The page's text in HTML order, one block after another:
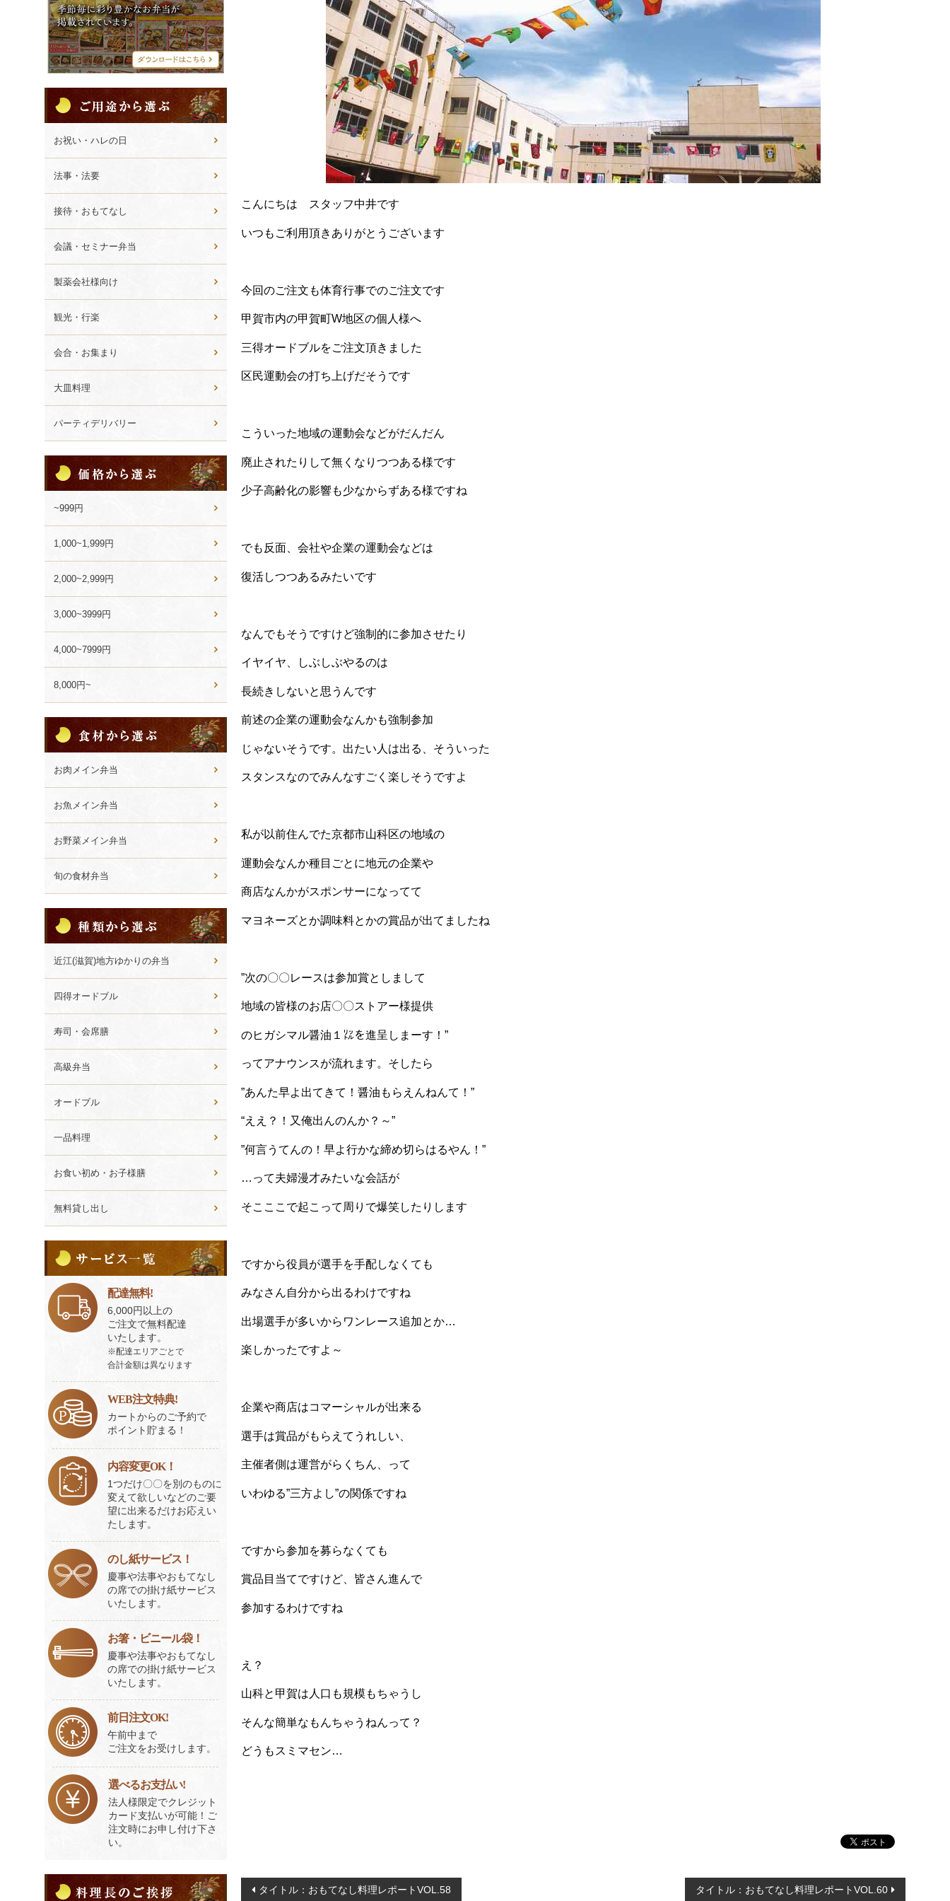
こんにちは スタッフ中井です
いつもご利用頂きありがとうございます
今回のご注文も体育行事でのご注文です
甲賀市内の甲賀町W地区の個人様へ
三得オードブルをご注文頂きました
区民運動会の打ち上げだそうです
こういった地域の運動会などがだんだん
廃止されたりして無くなりつつある様です
少子高齢化の影響も少なからずある様ですね
でも反面、会社や企業の運動会などは
復活しつつあるみたいです
なんでもそうですけど強制的に参加させたり
イヤイヤ、しぶしぶやるのは
長続きしないと思うんです
前述の企業の運動会なんかも強制参加
じゃないそうです。出たい人は出る、そういった
スタンスなのでみんなすごく楽しそうですよ
私が以前住んでた京都市山科区の地域の
運動会なんか種目ごとに地元の企業や
商店なんかがスポンサーになってて
マヨネーズとか調味料とかの賞品が出てましたね
”次の〇〇レースは参加賞としまして
地域の皆様のお店〇〇ストアー様提供
のヒガシマル醤油１㍑を進呈しまーす！”
ってアナウンスが流れます。そしたら
”あんた早よ出てきて！醤油もらえんねんて！”
“ええ？！又俺出んのんか？～”
”何言うてんの！早よ行かな締め切らはるやん！”
…って夫婦漫才みたいな会話が
そこここで起こって周りで爆笑したりします
ですから役員が選手を手配しなくても
みなさん自分から出るわけですね
出場選手が多いからワンレース追加とか…
楽しかったですよ～
企業や商店はコマーシャルが出来る
選手は賞品がもらえてうれしい、
主催者側は運営がらくちん、って
いわゆる”三方よし”の関係ですね
ですから参加を募らなくても
賞品目当てですけど、皆さん進んで
参加するわけですね
え？
山科と甲賀は人口も規模もちゃうし
そんな簡単なもんちゃうねんって？
どうもスミマセン…
投 タイトル：おもてなし料理レポートVOL.58 タイトル：おもてなし料理レポートVOL.60
メ
ニ
ュ
ー
用
途
か
ら
選
ぶ
お祝い・ハレの日
法事・法要
接待・おもてなし
会議・セミナー弁当
製薬会社様向け
観光・行楽
会合・お集まり
大皿料理
パーティデリバリー
格
か
ら
選
ぶ
~999円
1,000~1,999円
2,000~2,999円
3,000~3999円
4,000~7999円
8,000円~
材
か
ら
選
ぶ
お肉メイン弁当
お魚メイン弁当
お野菜メイン弁当
旬の食材弁当
類
か
ら
選
ぶ
近江(滋賀)地方ゆかりの弁当
四得オードブル
寿司・会席膳
高級弁当
オードブル
一品料理
お食い初め・お子様膳
無料貸し出し
ー
ビ
ス
一
覧
配達無料!
6,000円以上の
ご注文で無料配達
いたします。
※配達エリアごとで
合計金額は異なります
WEB注文特典!
カートからのご予約で
ポイント貯まる！
内容変更OK！
1つだけ〇〇を別のものに
変えて欲しいなどのご要
望に出来るだけお応えい
たします。
のし紙サービス！
慶事や法事やおもてなし
の席での掛け紙サービス
いたします。
お箸・ビニール袋！
慶事や法事やおもてなし
の席での掛け紙サービス
いたします。
前日注文OK!
午前中まで
ご注文をお受けします。
選べるお支払い!
法人様限定でクレジット
カード支払いが可能！ご
注文時にお申し付け下さ
い。
理